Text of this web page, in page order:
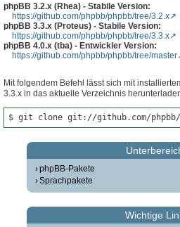
phpBB 3.2.x (Rhea) - Stabile Version:
https://github.com/phpbb/phpbb/tree/3.2.x
phpBB 3.3.x (Proteus) - Stabile Version:
https://github.com/phpbb/phpbb/tree/3.3.x
phpBB 4.0.x (tba) - Entwickler Version:
https://github.com/phpbb/phpbb/tree/master
Mit folgendem Befehl lässt sich mit
3.3.x in das aktuelle Verzeichnis
$ git clone git://github.com/
phpBB-Pakete
Sprachpakete
Wichtige